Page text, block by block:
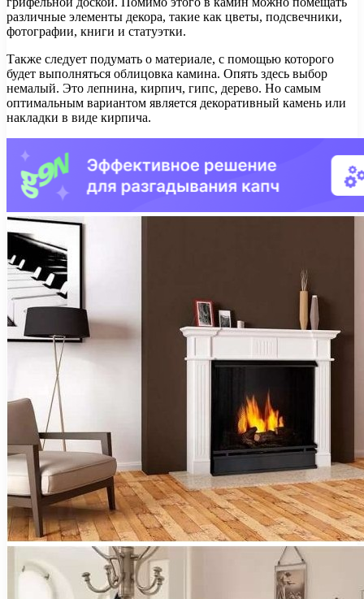
различные элементы декора, такие как цветы, подсвечники,
фотографии, книги и статуэтки.
Также следует подумать о материале, с помощью которого
будет выполняться облицовка камина. Опять здесь выбор
немалый. Это лепнина, кирпич, гипс, дерево. Но самым
оптимальным вариантом является декоративный камень или
накладки в виде кирпича.